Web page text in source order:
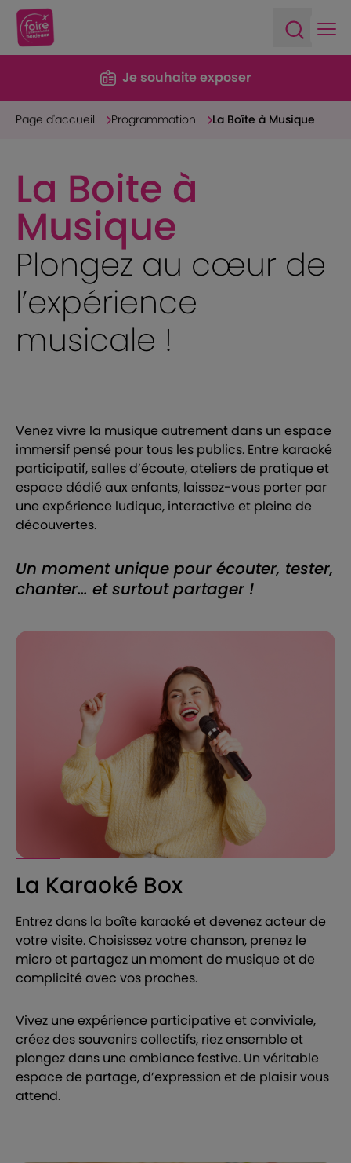
Je souhaite exposer
Page d'accueil Programmation La Boîte à Musique
La Boite à
Musique
Plongez au cœur de
l’expérience
musicale !
Venez vivre la musique autrement dans un espace
immersif pensé pour tous les publics. Entre karaoké
participatif, salles d’écoute, ateliers de pratique et
espace dédié aux enfants, laissez-vous porter par
une expérience ludique, interactive et pleine de
découvertes.
Un moment unique pour écouter, tester,
chanter… et surtout partager !
La Karaoké Box
Entrez dans la boîte karaoké et devenez acteur de
votre visite. Choisissez votre chanson, prenez le
micro et partagez un moment de musique et de
complicité avec vos proches.
Vivez une expérience participative et conviviale,
créez des souvenirs collectifs, riez ensemble et
plongez dans une ambiance festive. Un véritable
espace de partage, d’expression et de plaisir vous
attend.